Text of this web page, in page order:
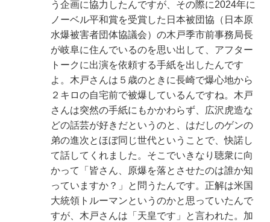
う企画に協力したんですが、その際に2024年に
ノーベル平和賞を受賞した日本被団協（日本原
水爆被害者団体協議会）の木戸季市前事務局長
が岐阜に住んでいるのを思い出して、アフター
トークに出演を依頼する手紙を出したんです
よ。木戸さんは５歳のときに長崎で爆心地から
２キロの自宅前で被爆しているんですね。木戸
さんは突然の手紙にもかかわらず、広沢虎造な
どの話芸が好きだというのと、はだしのゲンの
弟の進次とほぼ同じ世代ということで、快諾し
て話してくれました。そこでいきなり聴衆に向
かって「皆さん、原爆を落とさせたのは誰か知
っていますか？」と問うたんです。正解は米国
大統領トルーマンというのかと思っていたんで
すが、木戸さんは「天皇です」と言われた。加